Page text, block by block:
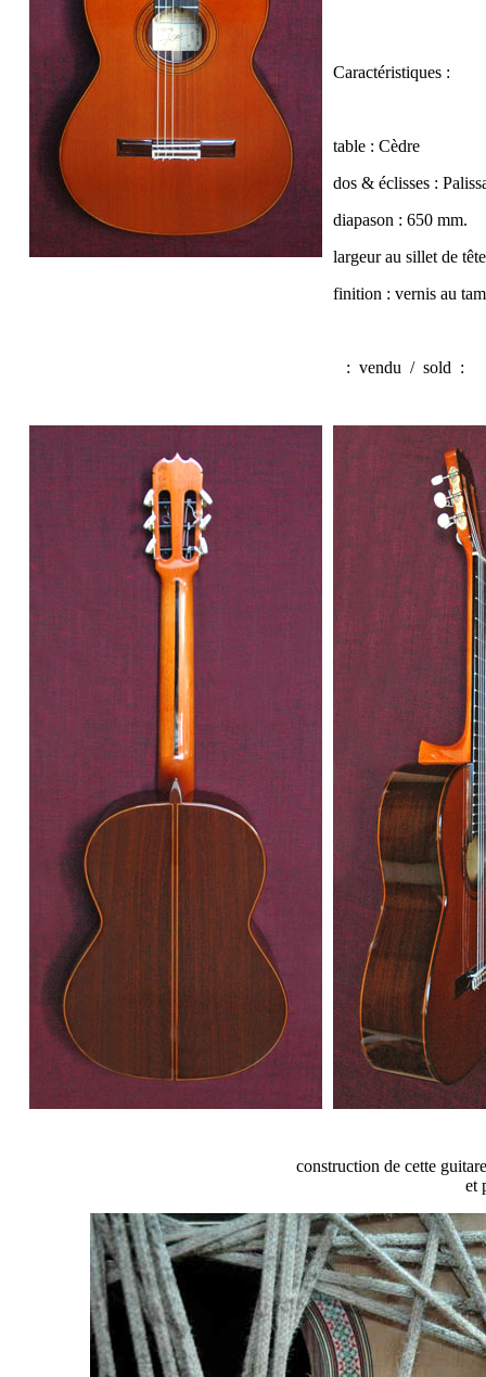
Caractéristiques :
table : Cèdre
dos & éclisses :
diapason : 650 mm.
largeur au sillet de
finition : vernis au
: vendu / sold :
construction de cette
et